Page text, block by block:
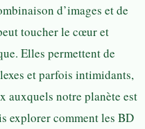
d’images et de
toucher le cœur et
Elles permettent de
et parfois intimidants,
auxquels notre planète est
explorer comment les BD